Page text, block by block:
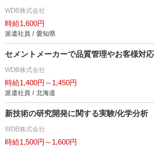
WDB株式会社
時給1,600円
派遣社員 / 愛知県
セメントメーカーで品質管理やお客様対
WDB株式会社
時給1,400円～1,450円
派遣社員 / 北海道
新技術の研究開発に関する実験/化学分析
WDB株式会社
時給1,500円～1,600円